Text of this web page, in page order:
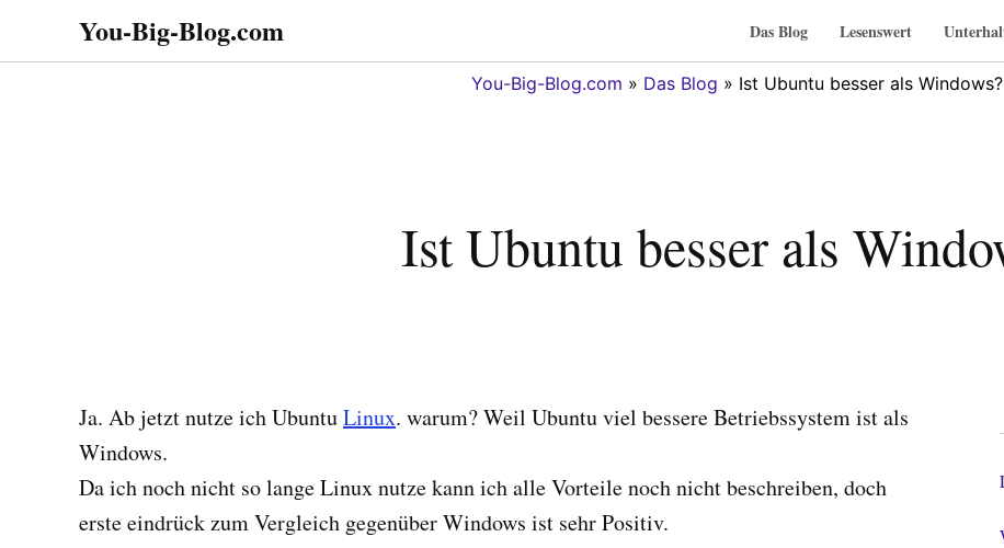
You-Big-Blog.com
Alles in einem. Tipps,
Tricks
Das Blog Lesenswert
You-Big-Blog.com » Das Blog » Ist Ubuntu besser als Windows?
Ist Ubuntu besser als
Ja. Ab jetzt nutze ich UbuntuLinux. warum? Weil Ubuntu viel bessere Betriebssystem ist als
Windows.
Da ich noch nicht so lange Linux nutze kann ich alle Vorteile noch nicht beschreiben, doch
erste eindrück zum Vergleich gegenüber Windows ist sehr Positiv.